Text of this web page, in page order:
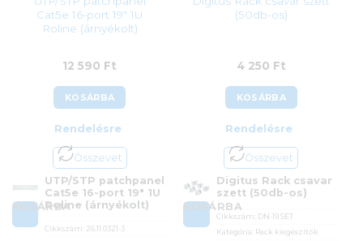
Cat5e 16-port 19″ 1U
Roline (árnyékolt)
12 590 Ft
KOSÁRBA
Rendelésre
Összevet
KOSÁRBA
UTP/STP patchpanel
Cat5e 16-port 19″ 1U
Roline (árnyékolt)
Cikkszám: 26.11.0321-3
(50db-os)
4 250 Ft
KOSÁRBA
Rendelésre
Összevet
KOSÁRBA
Digitus Rack csavar
szett (50db-os)
Cikkszám:
DN-19 SET
Kategória:
Rack kiegészítők